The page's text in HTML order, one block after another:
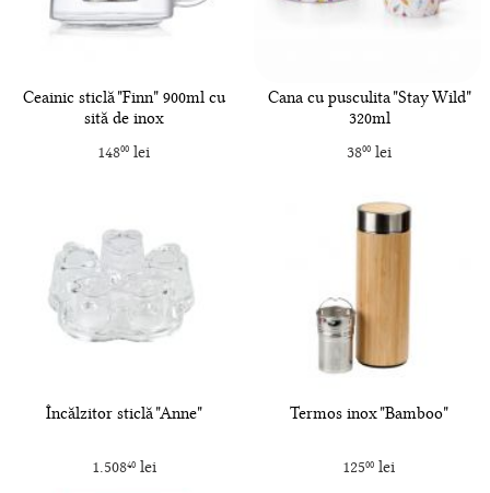
Ceainic sticlă "Finn" 900ml cu
sită de inox
14800 lei
Cana cu pusculita "Stay Wild"
320ml
3800lei
Încălzitor sticlă "Anne"
1.50840lei
Termos inox "Bamboo"
12500 lei